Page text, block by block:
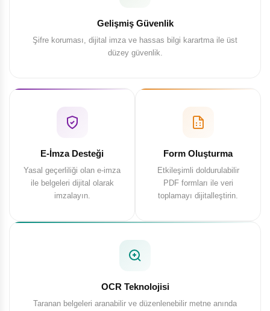
Gelişmiş Güvenlik
Şifre koruması, dijital imza ve hassas bilgi karartma ile üst
düzey güvenlik.
E-İmza Desteği
Yasal geçerliliği olan e-imza
ile belgeleri dijital olarak
imzalayın.
Form Oluşturma
Etkileşimli doldurulabilir
PDF formları ile veri
toplamayı dijitalleştirin.
OCR Teknolojisi
Taranan belgeleri aranabilir ve düzenlenebilir metne anında